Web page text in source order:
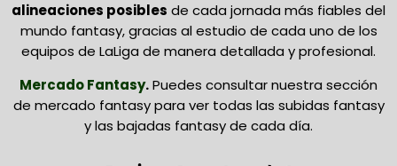
alineaciones posibles de cada jornada más fiables del
mundo fantasy, gracias al estudio de cada uno de los
equipos de LaLiga de manera detallada y profesional.
Mercado Fantasy.Puedes consultar nuestra sección
de mercado fantasy para ver todas las subidas fantasy
y las bajadas fantasy de cada día.